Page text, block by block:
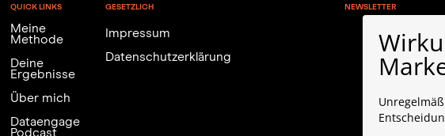
QUICK LINKS
Meine
Methode
Deine
Ergebnisse
Über mich
Dataengage
Podcast
GESETZLICH
Impressum
Datenschutzerklärung
NEWSLETTER